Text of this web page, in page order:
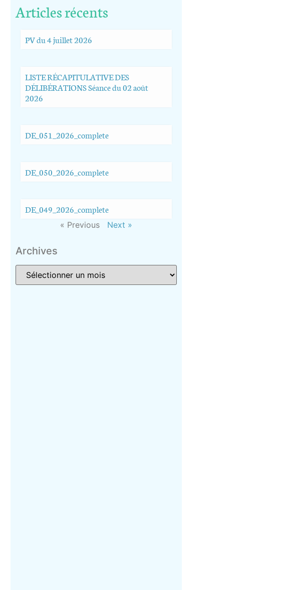
Articles récents
PV du 4 juillet 2026
LISTE RÉCAPITULATIVE DES
DÉLIBÉRATIONS Séance du 02 août
2026
DE_051_2026_complete
DE_050_2026_complete
DE_049_2026_complete
« Previous Next »
Archives